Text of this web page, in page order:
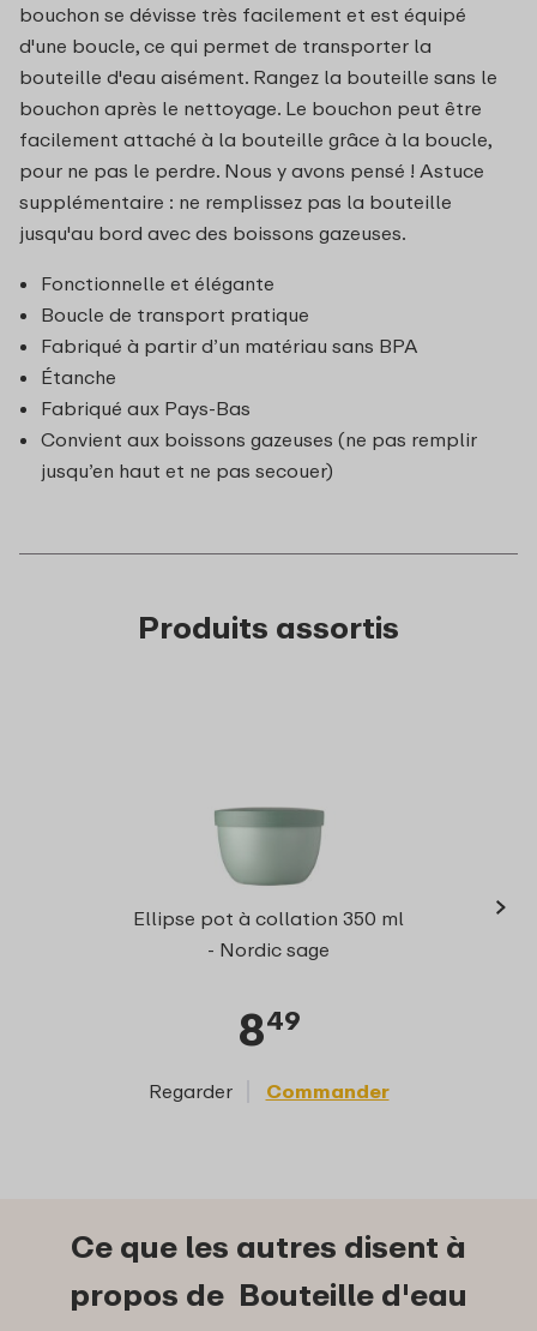
bouchon se dévisse très facilement et est équipé
d'une boucle, ce qui permet de transporter la
bouteille d'eau aisément. Rangez la bouteille sans le
bouchon après le nettoyage. Le bouchon peut être
facilement attaché à la bouteille grâce à la boucle,
pour ne pas le perdre. Nous y avons pensé ! Astuce
supplémentaire : ne remplissez pas la bouteille
jusqu'au bord avec des boissons gazeuses.
Fonctionnelle et élégante
Boucle de transport pratique
Fabriqué à partir d’un matériau sans BPA
Étanche
Fabriqué aux Pays-Bas
Convient aux boissons gazeuses (ne pas remplir
jusqu’en haut et ne pas secouer)
Produits assortis
Ellipse pot à collation 350 ml
- Nordic sage
849
Regarder Commander
›
Ce que les autres disent à
propos de Bouteille d'eau